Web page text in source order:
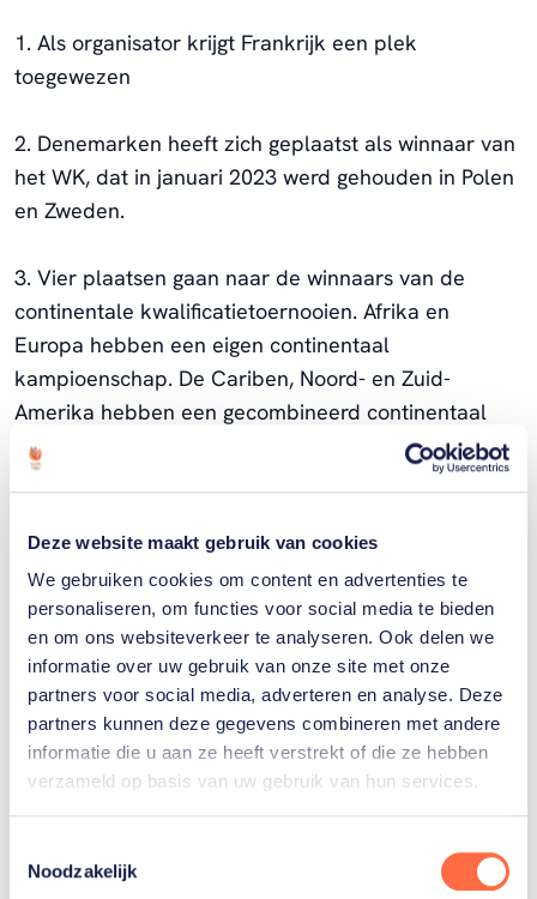
Deze website maakt gebruik van cookies
We gebruiken cookies om content en advertenties te
personaliseren, om functies voor social media te bieden
en om ons websiteverkeer te analyseren. Ook delen we
informatie over uw gebruik van onze site met onze
partners voor social media, adverteren en analyse. Deze
partners kunnen deze gegevens combineren met andere
informatie die u aan ze heeft verstrekt of die ze hebben
verzameld op basis van uw gebruik van hun services.
Noodzakelijk
1. Als organisator krijgt Frankrijk een plek
toegewezen
2. Denemarken heeft zich geplaatst als winnaar van
het WK, dat in januari 2023 werd gehouden in Polen
en Zweden.
3. Vier plaatsen gaan naar de winnaars van de
continentale kwalificatietoernooien. Afrika en
Europa hebben een eigen continentaal
kampioenschap. De Cariben, Noord- en Zuid-
Amerika hebben een gecombineerd continentaal
kampioenschap, evenals Azië en Oceanië. Voor
Europa geldt het Europees kampioenschap in
kampioenschap. Mocht Denemarken of Frankrijk het
EK winnen, dan gaat het ticket van Europa naar het
hoogst geëindigde land dat zich nog niet heeft
geplaatst.
4. De laatste zes deelnamebewijzen worden
verdeeld over drie OKT’s, die in week 11 van 2024
worden gespeeld. Aan elk OKT doen vier landen
beste landen van het WK 2023 die zich nog niet op
een andere manier hebben gekwalificeerd, mogen